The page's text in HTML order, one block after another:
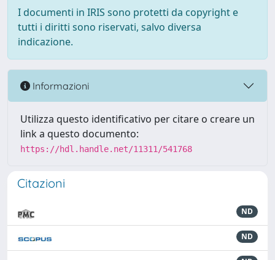
I documenti in IRIS sono protetti da copyright e
tutti i diritti sono riservati, salvo diversa
indicazione.
Informazioni
Utilizza questo identificativo per citare o creare un
link a questo documento:
https://hdl.handle.net/11311/541768
Citazioni
ND
ND